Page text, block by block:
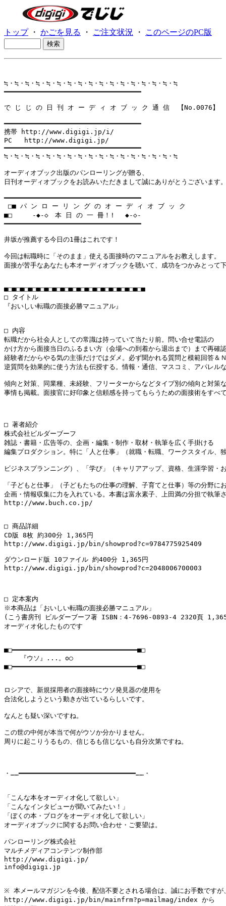
トップ・ かごを見る ・ ご注文状況 ・ このページのPC版
≒・≒・≒・≒・≒・≒・≒・≒・≒・≒・≒・≒・≒・≒・≒・≒・≒
━━━━━━━━━━━━━━━━━━━━━━━━━━━━━━━━━━
で じ じ の 日 刊 オ ー デ ィ オ ブ ッ ク 通 信  【No.0076】
━━━━━━━━━━━━━━━━━━━━━━━━━━━━━━━━━━
携帯 http://www.digigi.jp/i/
PC   http://www.digigi.jp/
━━━━━━━━━━━━━━━━━━━━━━━━━━━━━━━━━━
≒・≒・≒・≒・≒・≒・≒・≒・≒・≒・≒・≒・≒・≒・≒・≒・≒
オーディオブック出版のパンローリングが贈る、
日刊オーディオブックをお読みいただきまして誠にありがとうございます
━━━━━━━━━━━━━━━━━━━━━━━━━━━━━━━━━━
□■ パ ン ロ ー リ ン グ の オ ー デ ィ オ ブ ッ ク
■□     -◆-◇　本 日 の 一 冊！! 　◆-◇-
━━━━━━━━━━━━━━━━━━━━━━━━━━━━━━━━━━
井坂が推薦する今日の1冊はこれです！
今回は転職時に「そのまま」使える面接時のマニュアルをお教えします。
面接が苦手なあなたも本オーディオブックを聴いて、成功をつかみとっ
■□■□■□■□■□■□■□■□■□■□■□■□■□■□■□■□■□■
□ タイトル
『おいしい転職の面接必勝マニュアル』
□ 内容
転職だから社会人としての常識は持っていて当たり前。問い合せ電話の
かけ方から面接当日のふるまい方（会場への到着から退出まで）まで再確
経験者だからやる気の主張だけではダメ。必ず聞かれる質問と模範回答＆
逆質問を効果的に使う方法も伝授する。情報・通信、マスコミ、アパレル
傾向と対策、同業種、未経験、フリーターからなどタイプ別の傾向と対策
事情も掲載。面接官に好印象と信頼感を持ってもらうための面接術をすべ
□ 著者紹介
株式会社ビルダーブーフ
雑誌・書籍・広告等の、企画・編集・制作・取材・執筆を広く手掛ける
編集プロダクション。特に「人と仕事」（就職・転職、ワークスタイル、
ビジネスプランニング）、「学び」（キャリアアップ、資格、生涯学習
「子どもと仕事」（子どもたちの仕事の理解、子育てと仕事）等の分野に
企画・情報収集に力を入れている。本書は富永素子、上田満の分担で執筆
http://www.buch.co.jp/
□ 商品詳細
CD版 8枚 約300分 1,365円
http://www.digigi.jp/bin/showprod?c=9784775925409
ダウンロード版 10ファイル 約400分 1,365円
http://www.digigi.jp/bin/showprod?c=2048006700003
□ 定本案内
※本商品は「おいしい転職の面接必勝マニュアル」
(こう書房刊 ビルダーブーフ著 ISBN：4-7696-0893-4 2320頁
オーディオ化したものです
■□━━━━━━━━━━━━━━━━━━━━━━━━━━━━━━━■□
    『ウソ』...。o○
■□━━━━━━━━━━━━━━━━━━━━━━━━━━━━━━━■□
ロシアで、新規採用者の面接時にウソ発見器の使用を
合法化しようという動きが出ているらしいです。
なんとも疑い深いですね。
この世の中何が本当で何がウソか分かりません。
周りに起こりうるもの、信じるも信じないも自分次第ですね。
・……━━━━━━━━━━━━━━━━━━━━━━━━━━━━━……・
「こんな本をオーディオ化して欲しい」
「こんなインタビューが聞いてみたい！」
「ぼくの本・ブログをオーディオ化して欲しい」
オーディオブックに関するお問い合わせ・ご要望は。
パンローリング株式会社
マルチメディアコンテンツ制作部
http://www.digigi.jp/
info@digigi.jp
※ 本メールマガジンを今後、配信不要とされる場合は、誠にお手数ですが
http://www.digigi.jp/bin/mainfrm?p=mailmag/index から